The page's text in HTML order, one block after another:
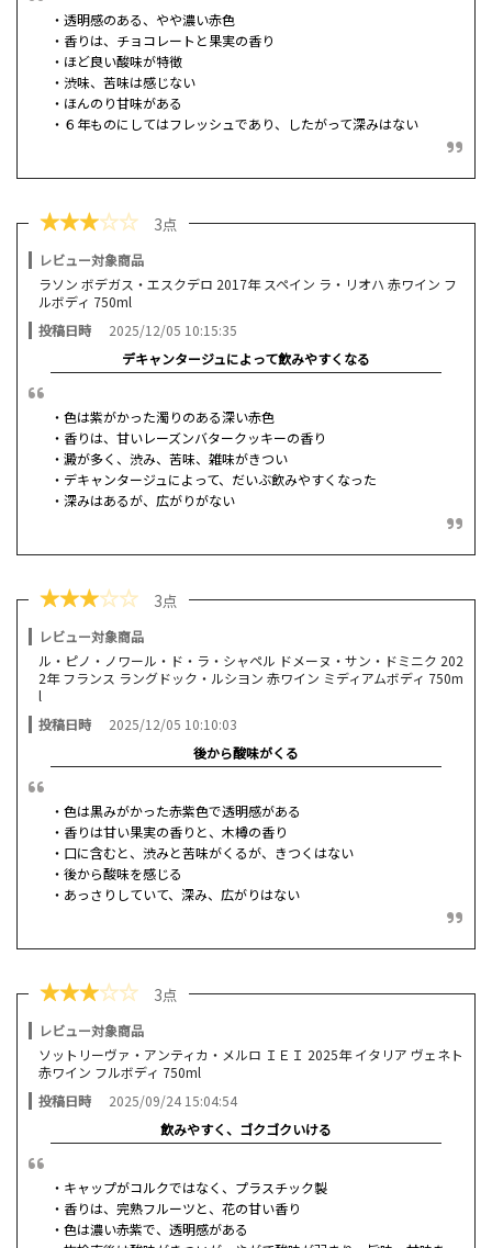
・透明感のある、やや濃い赤色
・香りは、チョコレートと果実の香り
・ほど良い酸味が特徴
・渋味、苦味は感じない
・ほんのり甘味がある
・６年ものにしてはフレッシュであり、したがって深みはない
★★★☆☆ 3点
レビュー対象商品
ラソン ボデガス・エスクデロ 2017年 スペイン ラ・リオハ 赤ワイン フ
ルボディ 750ml
投稿日時
2025/12/05 10:15:35
デキャンタージュによって飲みやすくなる
・色は紫がかった濁りのある深い赤色
・香りは、甘いレーズンバタークッキーの香り
・澱が多く、渋み、苦味、雑味がきつい
・デキャンタージュによって、だいぶ飲みやすくなった
・深みはあるが、広がりがない
★★★☆☆ 3点
レビュー対象商品
ル・ピノ・ノワール・ド・ラ・シャペル ドメーヌ・サン・ドミニク 202
2年 フランス ラングドック・ルシヨン 赤ワイン ミディアムボディ 750m
l
投稿日時
2025/12/05 10:10:03
後から酸味がくる
・色は黒みがかった赤紫色で透明感がある
・香りは甘い果実の香りと、木樽の香り
・口に含むと、渋みと苦味がくるが、きつくはない
・後から酸味を感じる
・あっさりしていて、深み、広がりはない
★★★☆☆ 3点
レビュー対象商品
ソットリーヴァ・アンティカ・メルロ ＩＥＩ 2025年 イタリア ヴェネト
赤ワイン フルボディ 750ml
投稿日時
2025/09/24 15:04:54
飲みやすく、ゴクゴクいける
・キャップがコルクではなく、プラスチック製
・香りは、完熟フルーツと、花の甘い香り
・色は濃い赤紫で、透明感がある